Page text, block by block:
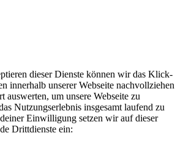
dieser Dienste können wir das Klick-
innerhalb unserer Webseite nachvollziehen
auswerten, um unsere Webseite zu
Nutzungserlebnis insgesamt laufend zu
Einwilligung setzen wir auf dieser
Drittdienste ein: